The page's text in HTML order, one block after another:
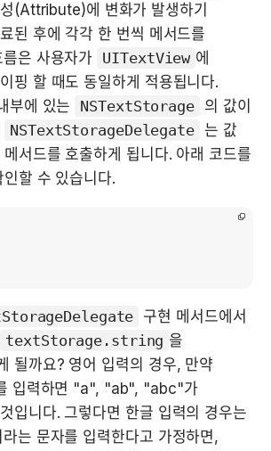
(Attribute)에 변화가 발생하기
된 후에 각각 한 번씩 메서드를
은 사용자가
UITextView 에
부에 있는 NSTextStorage
의 값이
NSTextStorageDelegate 는 값
서드를 호출하게 됩니다. 아래 코드를
할 수 있습니다.
구현 메서드에서
textStorage.string 을
될까요? 영어 입력의 경우, 만약
입력하면 "a", "ab", "abc"가
입니다. 그렇다면 한글 입력의 경우는
는 문자를 입력한다고 가정하면,